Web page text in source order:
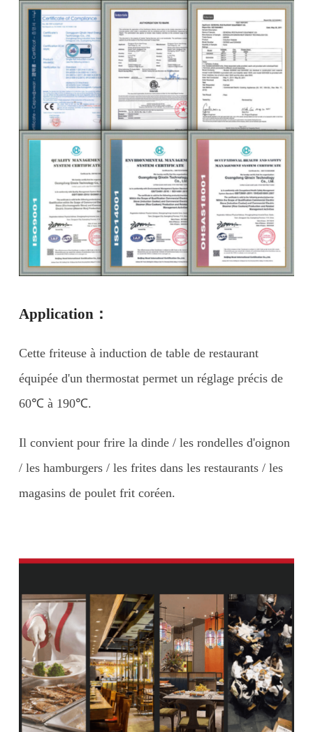
Application：
Cette friteuse à induction de table de restaurant
équipée d'un thermostat permet un réglage précis de
60℃ à 190℃.
Il convient pour frire la dinde / les rondelles d'oignon
/ les hamburgers / les frites dans les restaurants / les
magasins de poulet frit coréen.